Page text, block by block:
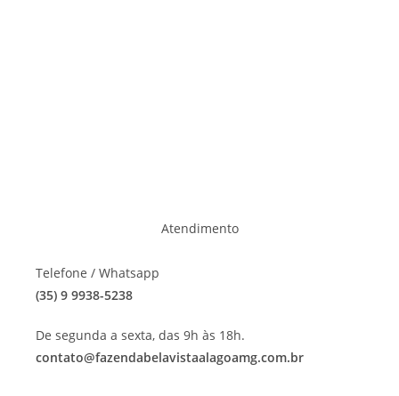
Atendimento
Telefone / Whatsapp
(35) 9 9938-5238
De segunda a sexta, das 9h às 18h.
contato@fazendabelavistaalagoamg.com.br